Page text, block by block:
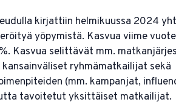
kirjattiin helmikuussa 2024
yöpymistä. Kasvua viime
Kasvua selittävät mm.
ryhmämatkailijat sekä
(mm. kampanjat,
tavoitetut yksittäiset matkailijat.